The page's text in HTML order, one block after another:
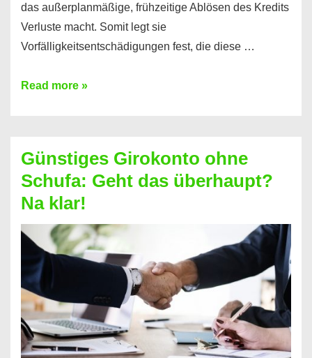
das außerplanmäßige, frühzeitige Ablösen des Kredits
Verluste macht. Somit legt sie
Vorfälligkeitsentschädigungen fest, die diese …
Kredit
dabei
profitieren
–
So
funktioniert’s
Read more »
Günstiges Girokonto ohne
Schufa: Geht das überhaupt?
Na klar!